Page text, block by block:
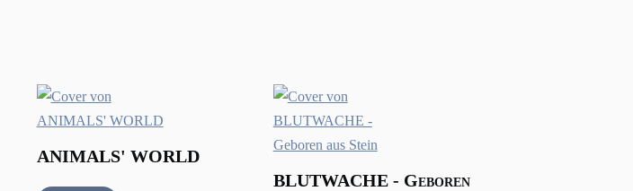
ANIMALS' WORLD
BLUTWACHE - Geboren